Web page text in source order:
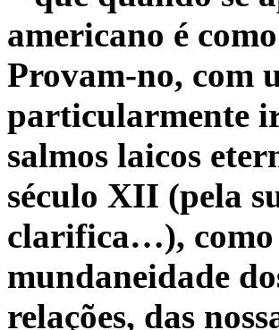
americano é
Provam-no, com
particularmente
salmos laicos
século XII (pela
clarifica…), como
mundaneidade
relações, das